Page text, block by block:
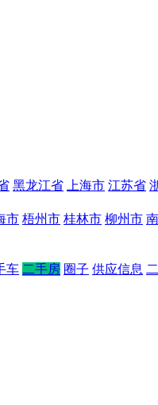
黑龙江省 上海市 江苏省
市 梧州市 桂林市 柳州市
车 二手房 圈子 供应信息